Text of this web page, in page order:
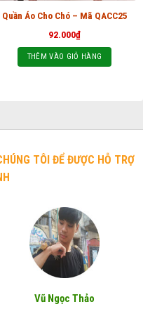
Quần Áo Cho Chó – Mã QACC25
92.000₫
THÊM VÀO GIỎ HÀNG
TÔI ĐỂ ĐƯỢC HỖ TRỢ
Vũ Ngọc Thảo